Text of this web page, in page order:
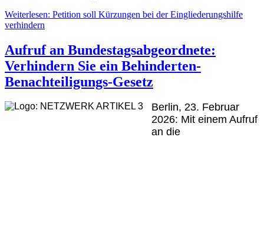
Weiterlesen: Petition soll Kürzungen bei der Eingliederungshilfe
verhindern
Aufruf an Bundestagsabgeordnete:
Verhindern Sie ein Behinderten-
Benachteiligungs-Gesetz
Berlin, 23. Februar
2026: Mit einem Aufruf
an die